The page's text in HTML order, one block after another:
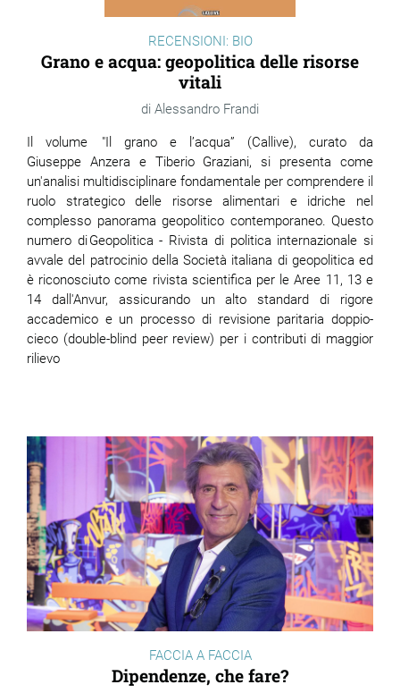
RECENSIONI: BIO
Grano e acqua: geopolitica delle risorse
vitali
Alessandro Frandi
Il volume "Il grano e l’acqua” (Callive), curato da
Giuseppe Anzera e Tiberio Graziani, si presenta come
un'analisi multidisciplinare fondamentale per comprendere il
ruolo strategico delle risorse alimentari e idriche nel
complesso panorama geopolitico contemporaneo. Questo
numero di Geopolitica - Rivista di politica internazionale si
avvale del patrocinio della Società italiana di geopolitica ed
è riconosciuto come rivista scientifica per le Aree 11, 13 e
14 dall'Anvur, assicurando un alto standard di rigore
accademico e un processo di revisione paritaria doppio-
cieco (double-blind peer review) per i contributi di maggior
rilievo
FACCIA A FACCIA
Dipendenze, che fare?